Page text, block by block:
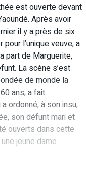
est ouverte devant
Après avoir
il y a près de six
l’unique veuve, a
part de Marguerite,
La scène s’est
de monde la
ans, a fait
ordonné, à son insu,
son défunt mari et
ouverts dans cette
jeune dame